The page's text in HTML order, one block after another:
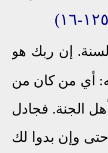
إن ربك هو
أي من كان من
الجنة. فجادل
وإن بدوا لك